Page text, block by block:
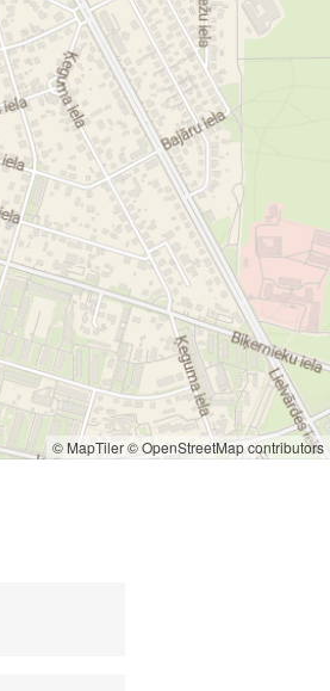
© MapTiler© OpenStreetMap contributors